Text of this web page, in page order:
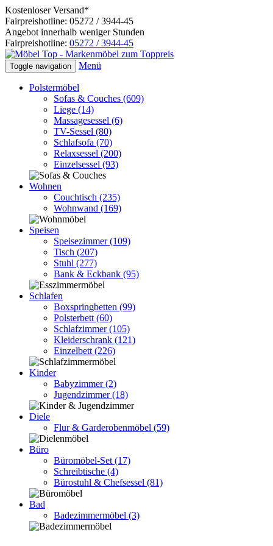
Kostenloser Versand*
Fairpreishotline: 05272 / 3944-45
Angebot innerhalb weniger Stunden
Fairpreishotline: 05272 / 3944-45
Toggle navigation Menü
Polstermöbel
Sofas & Couches (609)
Liege (14)
Massagesessel (6)
TV-Sessel (80)
Schlafsofa (70)
Relaxsessel (200)
Einzelsessel (93)
Wohnen
Couchtisch (235)
Wohnwand (169)
Speisen
Speisezimmer(109)
Tisch (207)
Stuhl (277)
Bank & Eckbank (95)
Schlafen
Boxspringbetten (99)
Polsterbett (60)
Schlafzimmer(105)
Kleiderschrank (121)
Einzelbett (226)
Kinder
Babyzimmer(2)
Jugendzimmer(18)
Diele
Flur & Garderobenmöbel (59)
Büro
Büromöbel-Set (17)
Schreibtische (4)
Bürostuhl & Chefsessel (81)
Bad
Badezimmermöbel (3)